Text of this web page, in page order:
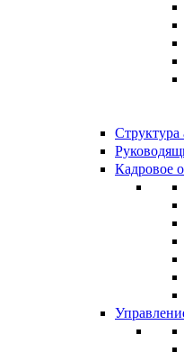
Кадровое